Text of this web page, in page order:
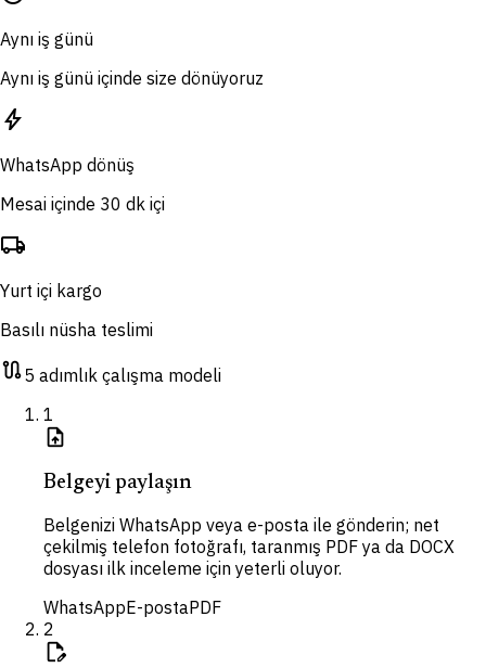
Aynı iş günü
Aynı iş günü içinde size dönüyoruz
bolt
WhatsApp dönüş
Mesai içinde 30 dk içi
local_shipping
Yurt içi kargo
Basılı nüsha teslimi
route5 adımlık çalışma modeli
1
upload_file
Belgeyi paylaşın
Belgenizi WhatsApp veya e-posta ile gönderin; net
çekilmiş telefon fotoğrafı, taranmış PDF ya da DOCX
dosyası ilk inceleme için yeterli oluyor.
WhatsAppE-postaPDF
2
edit_document